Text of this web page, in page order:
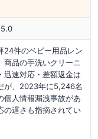
24件のベビー用品レン
商品の手洗いクリーニ
迅速対応・差額返金は
が、2023年に5,246名
個人情報漏洩事故があ
の遅さも指摘されてい